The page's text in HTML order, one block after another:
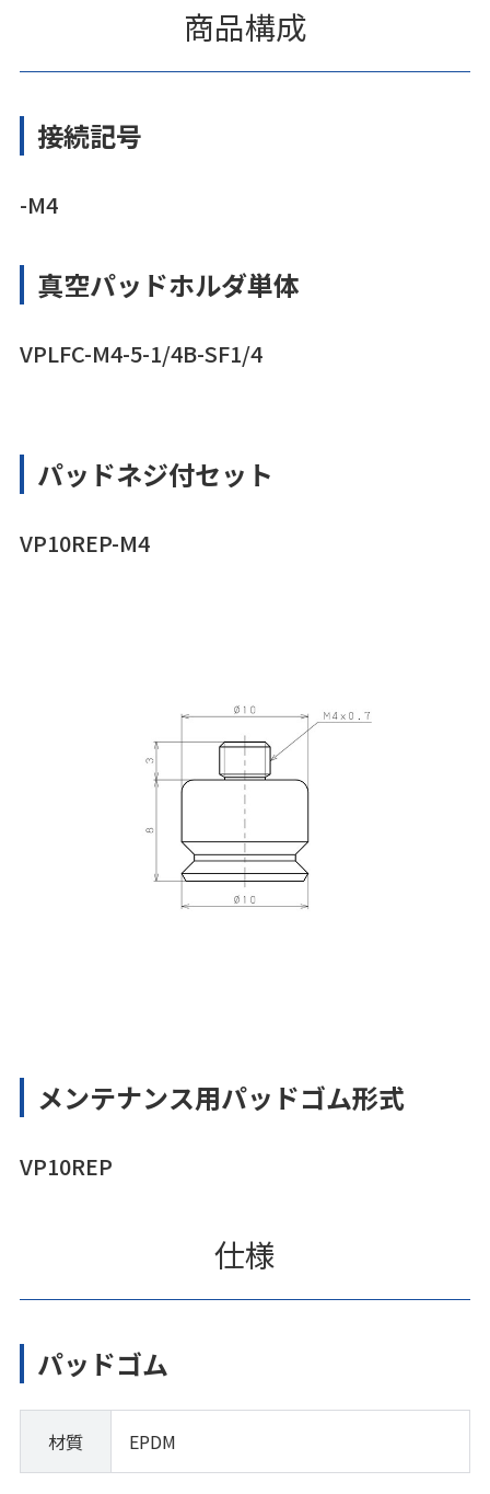
商品構成
接続記号
-M4
真空パッドホルダ単体
VPLFC-M4-5-1/4B-SF1/4
パッドネジ付セット
VP10REP-M4
メンテナンス用パッドゴム形式
VP10REP
仕様
パッドゴム
材質 EPDM